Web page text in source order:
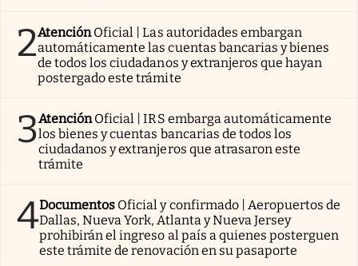
2AtenciónOficial | Las autoridades embargan
automáticamente las cuentas bancarias y bienes
de todos los ciudadanos y extranjeros que hayan
postergado este trámite
3AtenciónOficial | IRS embarga automáticamente
los bienes y cuentas bancarias de todos los
ciudadanos y extranjeros que atrasaron este
trámite
4Documentos Oficial y confirmado | Aeropuertos de
Dallas, Nueva York, Atlanta y Nueva Jersey
prohibirán el ingreso al país a quienes posterguen
este trámite de renovación en su pasaporte